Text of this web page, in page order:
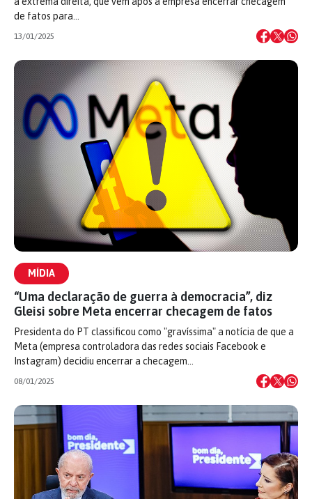
de fatos para…
13/01/2025
MÍDIA
“Uma declaração de guerra à democracia”, diz
Gleisi sobre Meta encerrar checagem de fatos
Presidenta do PT classificou como "gravíssima" a notícia de que a
Meta (empresa controladora das redes sociais Facebook e
Instagram) decidiu encerrar a checagem…
08/01/2025